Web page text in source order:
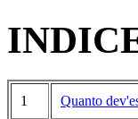
1 Quanto